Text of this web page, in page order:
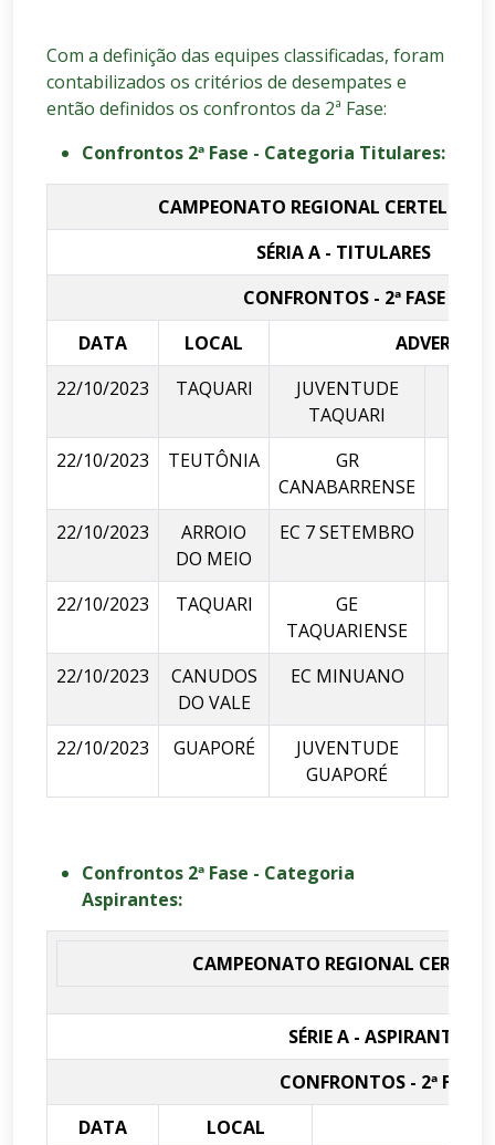
Com a definição das equipes classificadas, foram
contabilizados os critérios de desempates e
então definidos os confrontos da 2ª Fase:
Confrontos 2ª Fase - Categoria Titulares:
CAMPEONATO REGIONAL CERTEL /
SÉRIA A - TITULARES
CONFRONTOS - 2ª FASE
DATA
LOCAL
22/10/2023
TAQUARI
JUVENTUDE
TAQUARI
22/10/2023 TEUTÔNIA
GR
CANABARRENSE
22/10/2023
ARROIO
DO MEIO
EC 7 SETEMBRO
22/10/2023 TAQUARI
GE
TAQUARIENSE
22/10/2023
CANUDOS
DO VALE
EC MINUANO
22/10/2023 GUAPORÉ
JUVENTUDE
GUAPORÉ
Confrontos 2ª Fase - Categoria
Aspirantes:
CAMPEONATO REGIONAL CERTEL
SÉRIE A - ASPIRANTES
CONFRONTOS - 2ª FASE
DATA
LOCAL